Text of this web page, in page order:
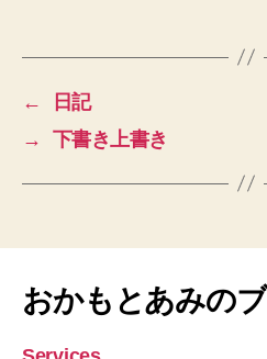
←
日記
→
下書き上書き
おかもとあみの